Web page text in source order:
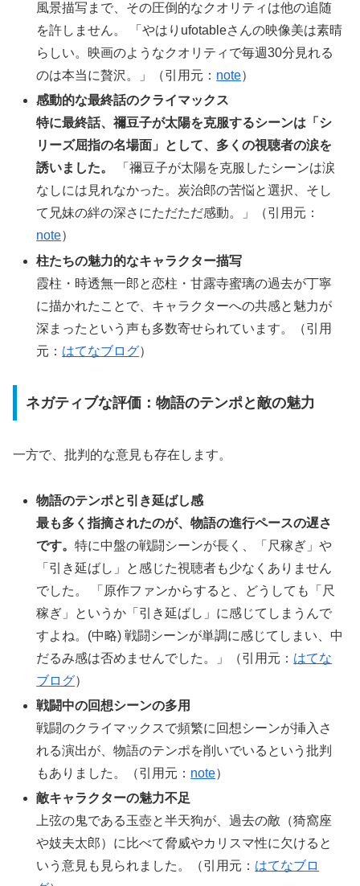
風景描写まで、その圧倒的なクオリティは他の追随
を許しません。 「やはりufotableさんの映像美は素晴
らしい。映画のようなクオリティで毎週30分見れる
のは本当に贅沢。」（引用元： note）
感動的な最終話のクライマックス
特に最終話、禰󠄀豆子が太陽を克服するシーンは「シ
リーズ屈指の名場面」として、多くの視聴者の涙を
誘いました。
「禰豆子が太陽を克服したシーンは涙
なしには見れなかった。炭治郎の苦悩と選択、そし
て兄妹の絆の深さにただただ感動。」（引用元：
note）
柱たちの魅力的なキャラクター描写
霞柱・時透無一郎と恋柱・甘露寺蜜璃の過去が丁寧
に描かれたことで、キャラクターへの共感と魅力が
深まったという声も多数寄せられています。（引用
元： はてなブログ）
ネガティブな評価：物語のテンポと敵の魅力
一方で、批判的な意見も存在します。
物語のテンポと引き延ばし感
最も多く指摘されたのが、物語の進行ペースの遅さ
です。特に中盤の戦闘シーンが長く、「尺稼ぎ」や
「引き延ばし」と感じた視聴者も少なくありません
でした。 「原作ファンからすると、どうしても「尺
稼ぎ」というか「引き延ばし」に感じてしまうんで
すよね。(中略) 戦闘シーンが単調に感じてしまい、中
だるみ感は否めませんでした。」（引用元： はてな
ブログ）
戦闘中の回想シーンの多用
戦闘のクライマックスで頻繁に回想シーンが挿入さ
れる演出が、物語のテンポを削いでいるという批判
もありました。（引用元： note）
敵キャラクターの魅力不足
上弦の鬼である玉壺と半天狗が、過去の敵（猗窩座
や妓夫太郎）に比べて脅威やカリスマ性に欠けると
いう意見も見られました。（引用元： はてなブロ